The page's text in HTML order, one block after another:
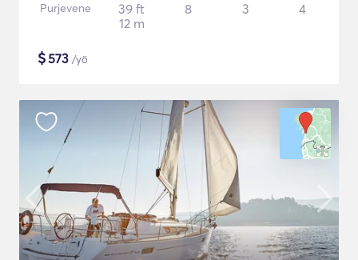
Purjevene
39 ft
12 m
8 3 4
$573 /yö